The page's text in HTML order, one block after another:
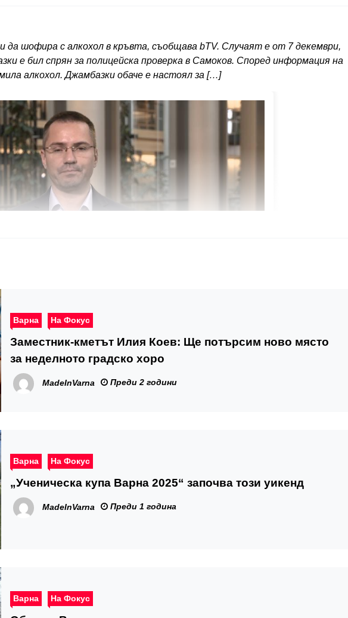
да шофира с алкохол в кръвта, съобщава bTV. Случаят е от 7 декември,
е бил спрян за полицейска проверка в Самоков. Според информация на
алкохол. Джамбазки обаче е настоял за […]
Варна На Фокус
Заместник-кметът Илия Коев: Ще потърсим ново място
за неделното градско хоро
MadeInVarna Преди 2 години
Варна На Фокус
„Ученическа купа Варна 2025“ започва този уикенд
MadeInVarna Преди 1 година
Варна На Фокус